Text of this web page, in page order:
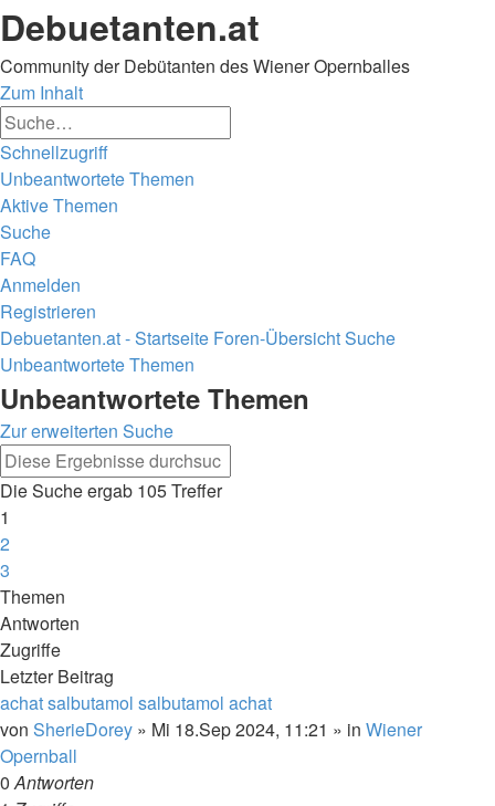
Debuetanten.at
Community der Debütanten des Wiener Opernballes
Zum Inhalt
Schnellzugriff
Unbeantwortete Themen
Aktive Themen
Suche
FAQ
Anmelden
Registrieren
Debuetanten.at - Startseite Foren-ÜbersichtSuche
Unbeantwortete Themen
Suche
Unbeantwortete Themen
Zur erweiterten Suche
Die Suche ergab 105 Treffer
1
2
3
Nächste
Themen
Antworten
Zugriffe
Letzter Beitrag
achat salbutamol salbutamol achat
von SherieDorey » Mi 18.Sep 2024, 11:21 » in Wiener
Opernball
0Antworten